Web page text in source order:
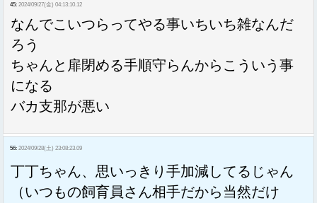
45: 2024/09/27(金) 04:13:10.12
なんでこいつらってやる事いちいち雑なんだ
ろう
ちゃんと扉閉める手順守らんからこういう事
になる
バカ支那が悪い
56: 2024/09/28(土) 23:08:23.09
丁丁ちゃん、思いっきり手加減してるじゃん
（いつもの飼育員さん相手だから当然だけ